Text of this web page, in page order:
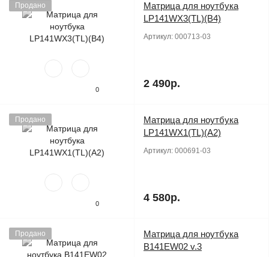
Продано
0
Матрица для ноутбука
LP141WX3(TL)(B4)
Артикул: 000713-03
2 490р.
Продано
0
Матрица для ноутбука
LP141WX1(TL)(A2)
Артикул: 000691-03
4 580р.
Продано
Матрица для ноутбука
B141EW02 v.3